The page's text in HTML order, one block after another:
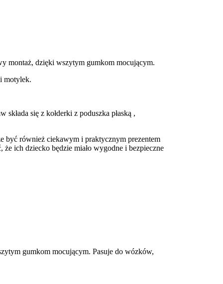
montaż, dzięki wszytym gumkom mocującym.
motylek.
się z kołderki z poduszka płaską ,
być również ciekawym i praktycznym prezentem
ich dziecko będzie miało wygodne i bezpieczne
gumkom mocującym. Pasuje do wózków,